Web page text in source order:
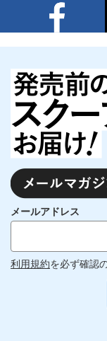
メールアドレス
利用規約を必ず確認